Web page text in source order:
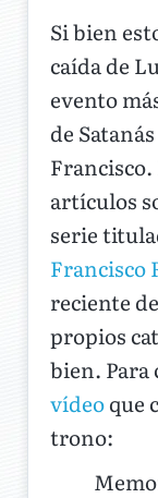
Si bien
caída de
evento
de
artículos
serie
Francisco
reciente
propios
bien.
vídeoque
trono: